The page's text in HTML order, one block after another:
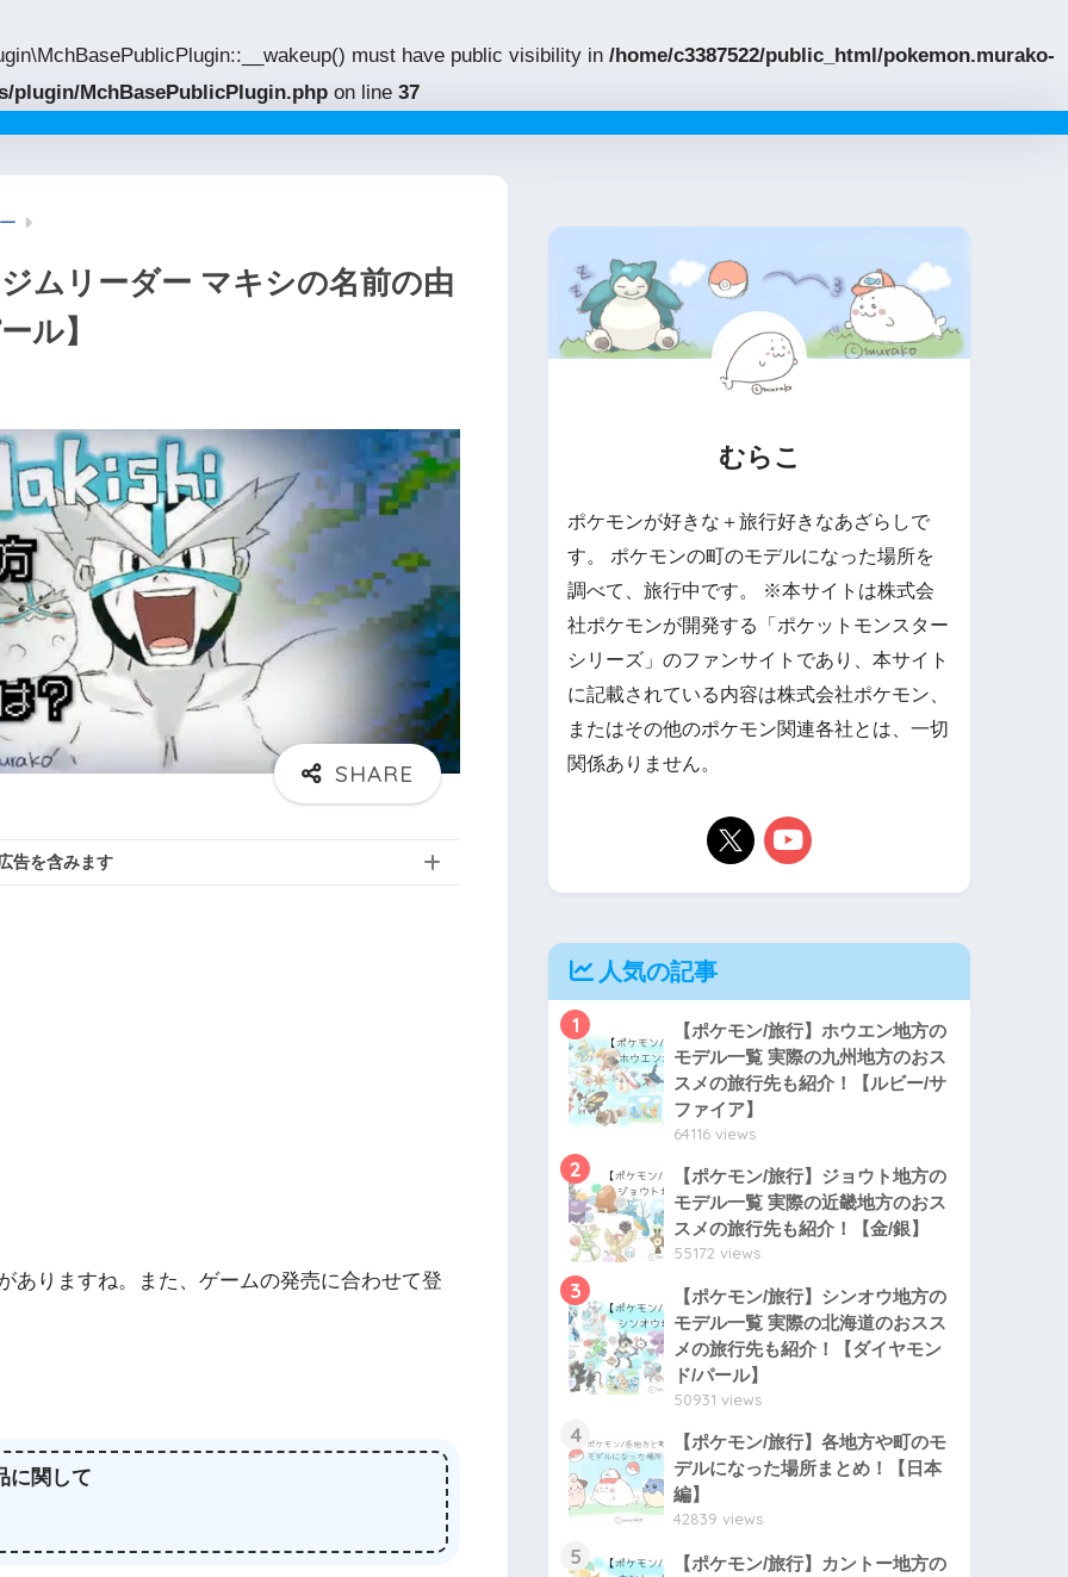
must have public visibility in /home/c3387522/public_html/pokemon.murako-
plugin/MchBasePublicPlugin.php on line 37
ムリーダー マキシの名前の由
ル】
告を含みます
ありますね。また、ゲームの発売に合わせて登
に関して
むらこ
ポケモンが好きな＋旅行好きなあざらしで
す。 ポケモンの町のモデルになった場所を
調べて、旅行中です。 ※本サイトは株式会
社ポケモンが開発する「ポケットモンスター
シリーズ」のファンサイトであり、本サイト
に記載されている内容は株式会社ポケモン、
またはその他のポケモン関連各社とは、一切
関係ありません。
人気の記事
1
【ポケモン/旅行】ホウエン地方の
モデル一覧 実際の九州地方のおス
スメの旅行先も紹介！【ルビー/サ
ファイア】
64116 views
2
【ポケモン/旅行】ジョウト地方の
モデル一覧 実際の近畿地方のおス
スメの旅行先も紹介！【金/銀】
55172 views
3
【ポケモン/旅行】シンオウ地方の
モデル一覧 実際の北海道のおスス
メの旅行先も紹介！【ダイヤモン
ド/パール】
50931 views
4
【ポケモン/旅行】各地方や町のモ
デルになった場所まとめ！【日本
編】
42839 views
5
【ポケモン/旅行】カントー地方の